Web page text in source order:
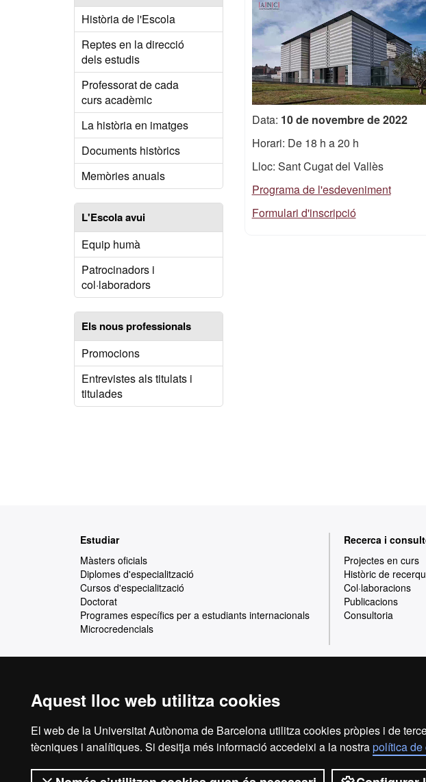
Aquest lloc web utilitza cookies
El web de la Universitat Autònoma de Barcelona utilitza cookies pròpies i de
tècniques i analítiques. Si desitja més informació accedeixi a la nostrapolítica de
Història de l'Escola
Reptes en la direcció
dels estudis
Professorat de cada
curs acadèmic
La història en imatges
Documents històrics
Memòries anuals
L'Escola avui
Equip humà
Patrocinadors i
col·laboradors
Els nous professionals
Promocions
Entrevistes als titulats i
titulades
Data: 10 de novembre de 2022
Horari: De 18 h a 20 h
Lloc: Sant Cugat del Vallès
Programa de l'esdeveniment
Formulari d'inscripció
Estudiar
Màsters oficials
Diplomes d'especialització
Cursos d'especialització
Doctorat
Programes específics per a estudiants internacionals
Microcredencials
Recerca i
Projectes en curs
Històric de
Col·laboracions
Publicacions
Consultoria
Reconeixement internacional de l'excel·lència
HR
Som una
i flexible,